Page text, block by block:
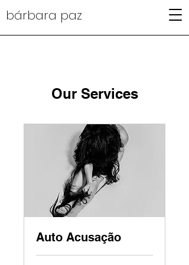
bárbara paz
Our Services
Auto Acusação